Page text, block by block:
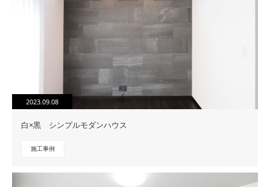
2023.09.08
白×黒 シンプルモダンハウス
施工事例